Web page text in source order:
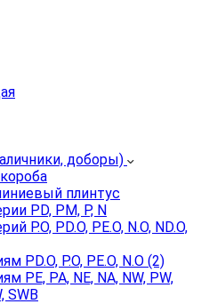
доборы)
плинтус
PD, PM, P, N
P.O, PD.O, PE.O, N.O, ND.O,
PD.O, P.O, PE.O, N.O (2)
PE, PA, NE, NA, NW, PW,
SWB